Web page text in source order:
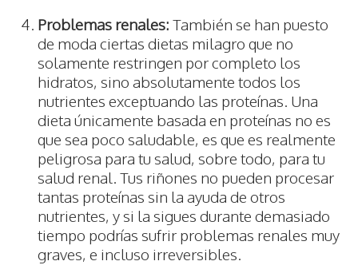
Problemas renales: También se han puesto
de moda ciertas dietas milagro que no
solamente restringen por completo los
hidratos, sino absolutamente todos los
nutrientes exceptuando las proteínas. Una
dieta únicamente basada en proteínas no es
que sea poco saludable, es que es realmente
peligrosa para tu salud, sobre todo, para tu
salud renal. Tus riñones no pueden procesar
tantas proteínas sin la ayuda de otros
nutrientes, y si la sigues durante demasiado
tiempo podrías sufrir problemas renales muy
graves, e incluso irreversibles.